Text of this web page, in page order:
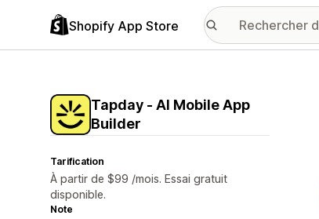
Shopify App Store
Tapday ‑ AI Mobile App
Builder
Tarification
À partir de $99 /mois. Essai gratuit
disponible.
Note